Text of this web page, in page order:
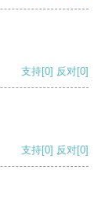
支持[0] 反对[0]
支持[0] 反对[0]